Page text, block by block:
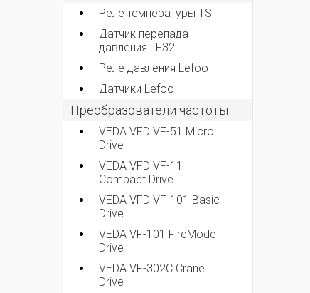
Реле температуры TS
Датчик перепада
давления LF32
Реле давления Lefoo
Датчики Lefoo
Преобразователи частоты
VEDA VFD VF-51 Micro
Drive
VEDA VFD VF-11
Compact Drive
VEDA VFD VF-101 Basic
Drive
VEDA VF-101 FireMode
Drive
VEDA VF-302C Crane
Drive